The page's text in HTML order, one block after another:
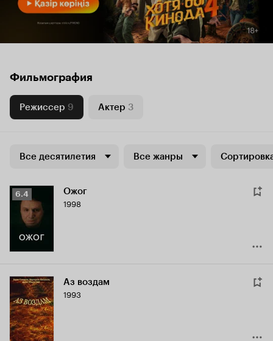
Фильмография
Режиссер 9 Актер 3
Все десятилетия Все жанры
Рейтинг
Кинопоиска
6.4
6.4 Ожог
1998
Аз воздам
1993